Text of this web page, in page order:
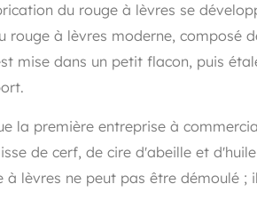
du rouge à lèvres se
rouge à lèvres moderne, composé
mise dans un petit flacon, puis
la première entreprise à
de cerf, de cire d'abeille et
à lèvres ne peut pas être démoulé